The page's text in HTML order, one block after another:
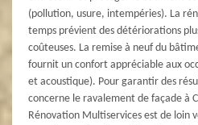
(pollution, usure, intempéries). La
temps prévient des détériorations
coûteuses. La remise à neuf du
fournit un confort appréciable aux
et acoustique). Pour garantir des
concerne le ravalement de façade à
Rénovation Multiservices est de loin